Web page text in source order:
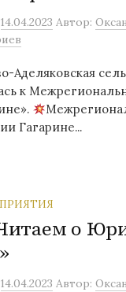
14.04.2023 Автор:
Аделяковская
к
Гагарине...
о
14.04.2023 Автор: